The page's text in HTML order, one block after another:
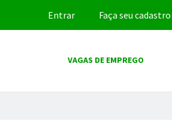
Entrar Faça seu cadastro
VAGAS DE EMPREGO